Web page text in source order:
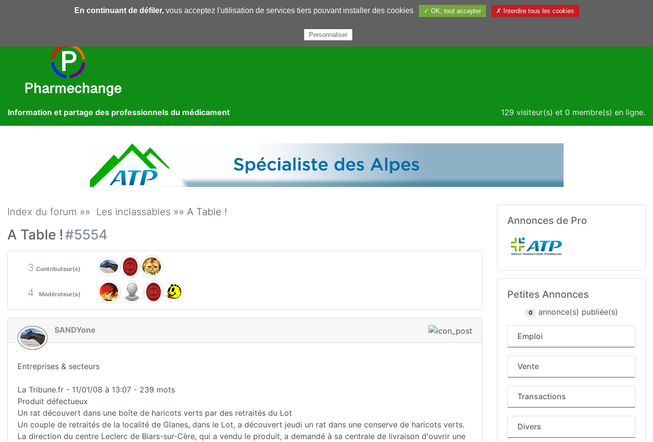
Pharmechange Forums Dossiers Presse Librairie Annuaires Petites annonces Nous contacter Utile
Information et partage des professionnels du médicament 129 visiteur(s) et 0 membre(s) en ligne.
Index du forum »» Les inclassables »» A Table !
A Table !#5554
3 Contributeur(s)
4 Modérateur(s)
SANDYone
Entreprises & secteurs
La Tribune.fr - 11/01/08 à 13:07 - 239 mots
Produit défectueux
Un rat découvert dans une boîte de haricots verts par des retraités du Lot
Un couple de retraités de la localité de Glanes, dans le Lot, a découvert jeudi un rat dans une conserve de haricots verts.
La direction du centre Leclerc de Biars-sur-Cère, qui a vendu le produit, a demandé à sa centrale de livraison d'ouvrir une
Annonces de Pro
Petites Annonces
0 annonce(s) publiée(s)
Emploi
Vente
Transactions
Divers
En continuant de défiler,vous acceptez l'utilisation de services tiers pouvant installer des cookies ✓ OK, tout accepter ✗ Interdire tous les cookies
Personnaliser